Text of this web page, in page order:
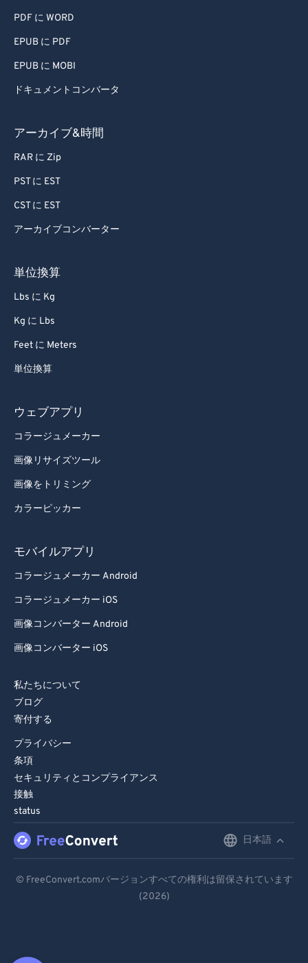
PDF に WORD
EPUB に PDF
EPUB に MOBI
ドキュメントコンバータ
アーカイブ&時間
RAR に Zip
PST に EST
CST に EST
アーカイブコンバーター
単位換算
Lbs に Kg
Kg に Lbs
Feet に Meters
単位換算
ウェブアプリ
コラージュメーカー
画像リサイズツール
画像をトリミング
カラーピッカー
モバイルアプリ
コラージュメーカー Android
コラージュメーカー iOS
画像コンバーター Android
画像コンバーター iOS
私たちについて
ブログ
寄付する
プライバシー
条項
セキュリティとコンプライアンス
接触
status
日本語
Español
© FreeConvert.comバージョンすべての権利は留保されています
(2026)